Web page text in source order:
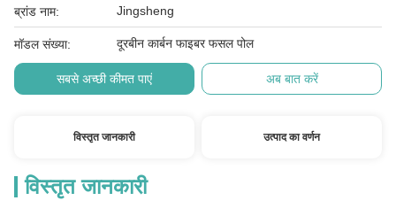
ब्रांड नाम: Jingsheng
मॉडल संख्या: दूरबीन कार्बन फाइबर फसल पोल
सबसे अच्छी कीमत पाएं अब बात करें
विस्तृत जानकारी उत्पाद का वर्णन
विस्तृत जानकारी